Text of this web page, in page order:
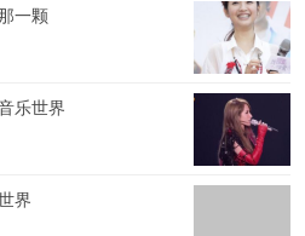
一颗
乐世界
界